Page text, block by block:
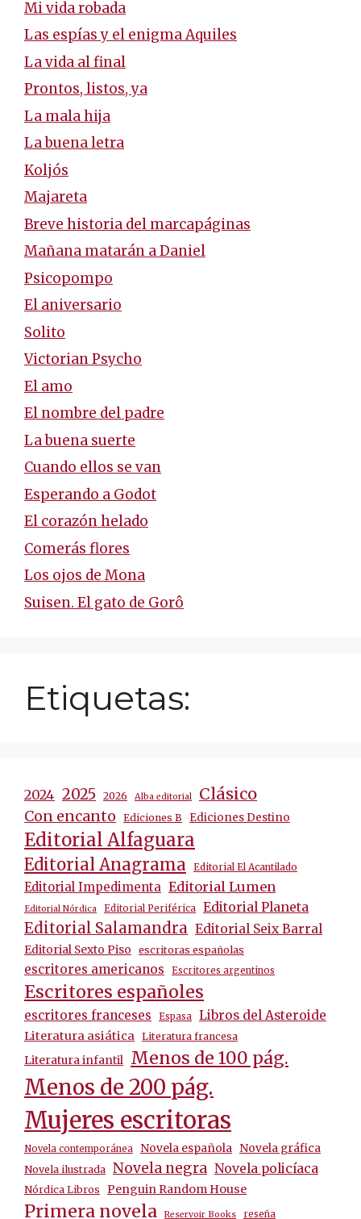
Mi vida robada
Las espías y el enigma Aquiles
La vida al final
Prontos, listos, ya
La mala hija
La buena letra
Koljós
Majareta
Breve historia del marcapáginas
Mañana matarán a Daniel
Psicopompo
El aniversario
Solito
Victorian Psycho
El amo
El nombre del padre
La buena suerte
Cuando ellos se van
Esperando a Godot
El corazón helado
Comerás flores
Los ojos de Mona
Suisen. El gato de Gorô
Etiquetas:
2024 2025 2026 Alba editorial Clásico
Con encanto Ediciones B Ediciones Destino
Editorial Alfaguara
Editorial Anagrama Editorial El Acantilado
Editorial Impedimenta Editorial Lumen
Editorial Nórdica Editorial Periférica Editorial Planeta
Editorial Salamandra Editorial Seix Barral
Editorial Sexto Piso escritoras españolas
escritores americanos Escritores argentinos
Escritores españoles
escritores franceses Espasa Libros del Asteroide
Literatura asiática Literatura francesa
Literatura infantil Menos de 100 pág.
Menos de 200 pág.
Mujeres escritoras
Novela contemporánea Novela española Novela gráfica
Novela ilustrada Novela negra Novela policíaca
Nórdica Libros Penguin Random House
Primera novela Reservoir Books reseña